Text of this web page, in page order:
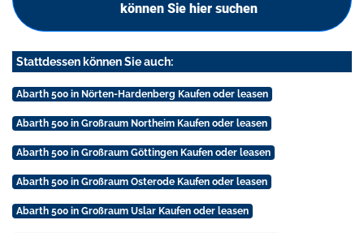
können Sie hier suchen
Stattdessen können Sie auch:
Abarth 500 in Nörten-Hardenberg Kaufen oder leasen
Abarth 500 in Großraum Northeim Kaufen oder leasen
Abarth 500 in Großraum Göttingen Kaufen oder leasen
Abarth 500 in Großraum Osterode Kaufen oder leasen
Abarth 500 in Großraum Uslar Kaufen oder leasen